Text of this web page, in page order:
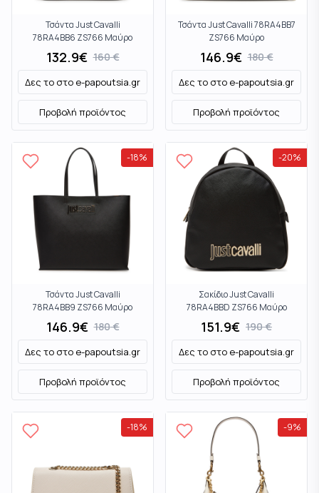
Τσάντα Just Cavalli
78RA4BB6 ZS766 Μαύρο
132.9€ 160€
Δες το στο e-papoutsia.gr
Προβολή προϊόντος
Τσάντα Just Cavalli 78RA4BB7
ZS766 Μαύρο
146.9€ 180€
Δες το στο e-papoutsia.gr
Προβολή προϊόντος
-18%
Τσάντα Just Cavalli
78RA4BB9 ZS766 Μαύρο
146.9€ 180€
Δες το στο e-papoutsia.gr
Προβολή προϊόντος
-20%
Σακίδιο Just Cavalli
78RA4BBD ZS766 Μαύρο
151.9€ 190€
Δες το στο e-papoutsia.gr
Προβολή προϊόντος
-18% -9%